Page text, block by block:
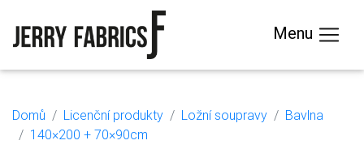
Menu
Domů Licenční produkty Ložní soupravy
Bavlna
140×200 + 70×90cm